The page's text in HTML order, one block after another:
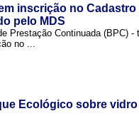
inscrição no
pelo MDS
Prestação Continuada (BPC)
no ...
Ecológico sobre